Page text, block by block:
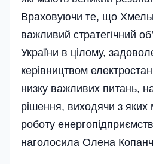
Враховуючи те, що
важливий стратегічний
України в цілому,
керівництвом
низку важливих питань,
рішення, виходячи з
роботу
наголосила Олена